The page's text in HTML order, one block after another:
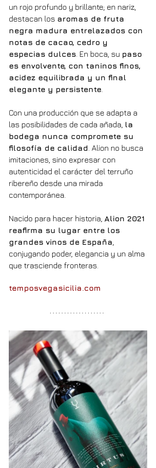
un rojo profundo y brillante; en nariz,
destacan los aromas de fruta
negra madura entrelazados con
notas de cacao, cedro y
especias dulces . En boca, su paso
es envolvente, con taninos finos,
acidez equilibrada y un final
elegante y persistente
Con una producción que se adapta a
las posibilidades de cada añada, la
bodega nunca compromete su
filosofía de calidad . Alion no busca
imitaciones, sino expresar con
autenticidad el carácter del terruño
ribereño desde una mirada
contemporánea.
Nacido para hacer historia, Alion 2021
reafirma su lugar entre los
grandes vinos de España
conjugando poder, elegancia y un alma
que trasciende fronteras.
temposvegasicilia.com